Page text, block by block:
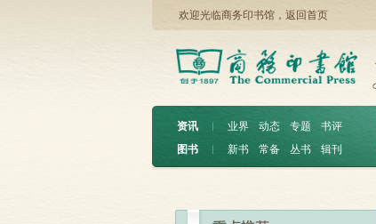
欢迎光临商务印书馆， 返回首页
资讯 ︱ 业界 动态 专题
书评
图书
︱ 新书 常备 丛书 辑刊